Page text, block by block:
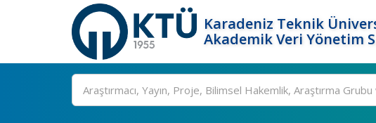
Karadeniz Teknik
Akademik Veri Yönetim
Ara